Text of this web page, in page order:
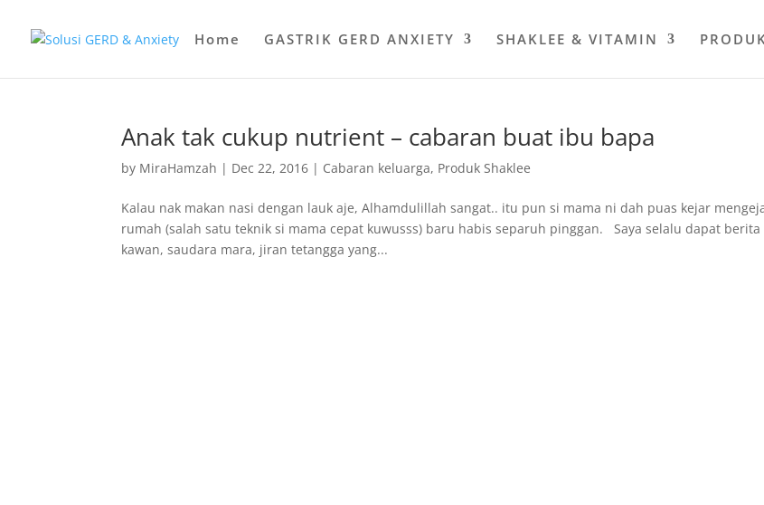
Home GASTRIK GERD ANXIETY SHAKLEE & VITAMIN
Anak tak cukup nutrient – cabaran buat ibu bapa
by MiraHamzah | Dec 22, 2016 | Cabaran keluarga, Produk Shaklee
Kalau nak makan nasi dengan lauk aje, Alhamdulillah sangat.. itu pun si mama ni dah puas kejar
rumah (salah satu teknik si mama cepat kuwusss) baru habis separuh pinggan. Saya selalu dapat berita
kawan, saudara mara, jiran tetangga yang...